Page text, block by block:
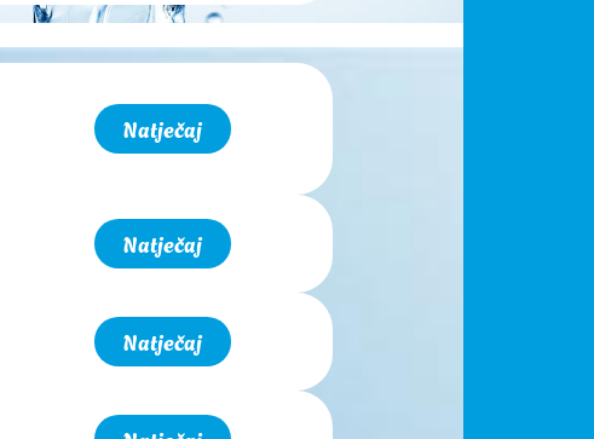
Natječaj
Natječaj
Natječaj